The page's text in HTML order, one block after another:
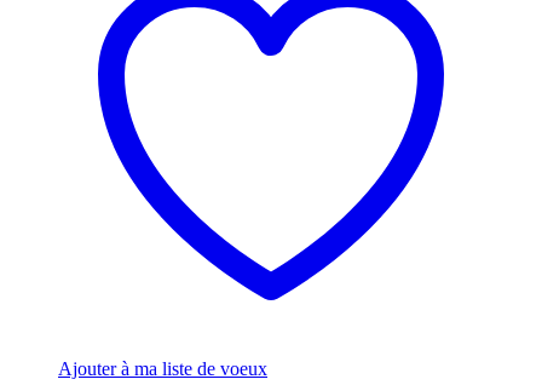
Ajouter à ma liste de voeux